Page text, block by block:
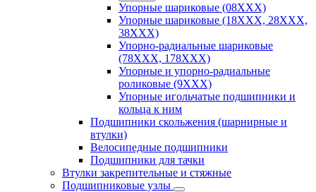
Упорные шариковые (08XXX)
Упорные шариковые (18XXX, 28XXХ,
38ХХХ)
Упорно-радиальные шариковые
(78XXX, 178ХХХ)
Упорные и упорно-радиальные
роликовые (9ХХХ)
Упорные игольчатые подшипники и
кольца к ним
Подшипники скольжения (шарнирные и
втулки)
Велосипедные подшипники
Подшипники для тачки
Втулки закрепительные и стяжные
Подшипниковые узлы